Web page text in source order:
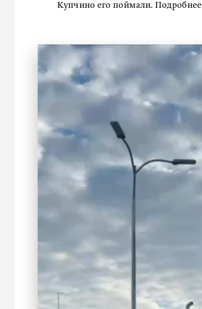
Купчино его поймали. Подробнее